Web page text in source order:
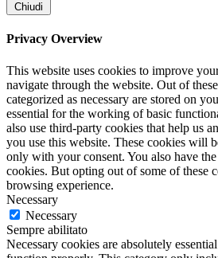
Chiudi
Privacy Overview
This website uses cookies to improve
navigate through the website. Out of
categorized as necessary are stored on
essential for the working of basic
also use third-party cookies that help us
you use this website. These cookies will
only with your consent. You also have
cookies. But opting out of some of these
browsing experience.
Necessary
Necessary
Sempre abilitato
Necessary cookies are absolutely